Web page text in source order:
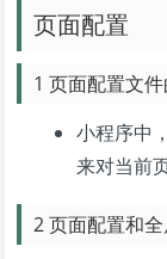
页面配置
1 页面配置文
小程序中
来对当前
2 页面配置和